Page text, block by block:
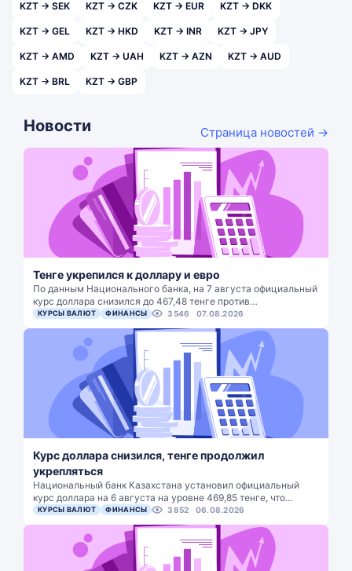
KZT → SEK KZT → CZK KZT → EUR KZT → DKK
KZT → GEL KZT → HKD KZT → INR KZT → JPY
KZT → AMD KZT → UAH KZT → AZN KZT → AUD
KZT → BRL KZT → GBP
Новости Страница новостей →
Тенге укрепился к доллару и евро
По данным Национального банка, на 7 августа официальный
курс доллара снизился до 467,48 тенге против…
КУРСЫ ВАЛЮТ ФИНАНСЫ 3546 07.08.2026
Курс доллара снизился, тенге продолжил
укрепляться
Национальный банк Казахстана установил официальный
курс доллара на 6 августа на уровне 469,85 тенге, что…
КУРСЫ ВАЛЮТ ФИНАНСЫ 3852 06.08.2026